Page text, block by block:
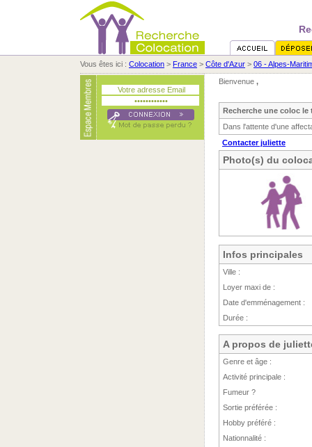
Vous êtes ici : Colocation > France > Côte d'Azur > 06 - Alpes-
Bienvenue ,
Recherche une coloc
Dans l'attente d'une
Contacter juliette
Photo(s) du
Infos principales
Ville :
Loyer maxi de :
Date d'emménagement :
Durée :
A propos de
Genre et âge :
Activité principale :
Fumeur ?
Sortie préférée :
Hobby préféré :
Nationnalité :